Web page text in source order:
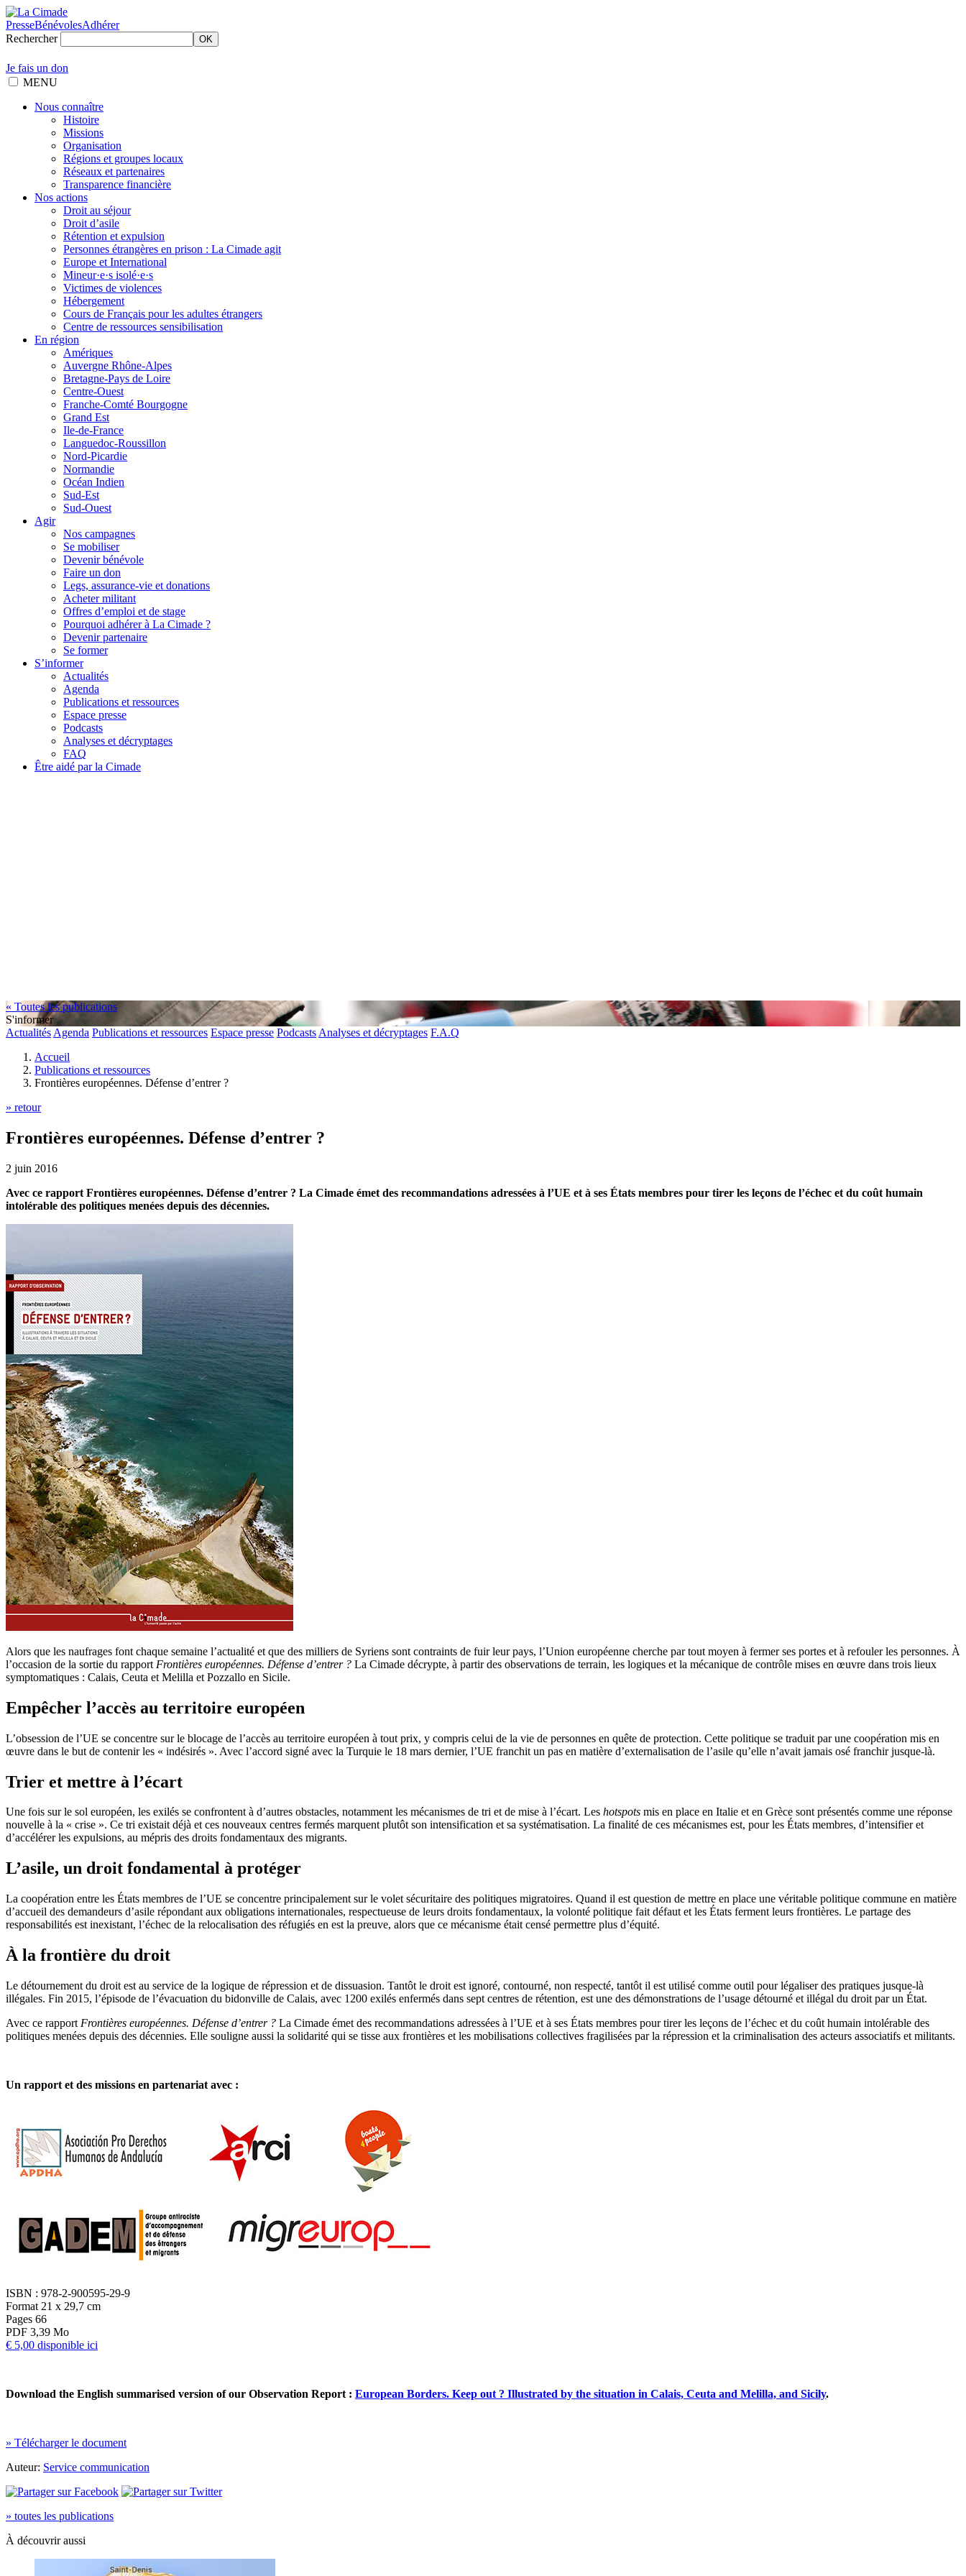
PresseBénévolesAdhérer
Rechercher
OK
Je fais un don
MENU
Nous connaître
Histoire
Missions
Organisation
Régions et groupes locaux
Réseaux et partenaires
Transparence financière
Nos actions
Droit au séjour
Droit d’asile
Rétention et expulsion
Personnes étrangères en prison : La Cimade agit
Europe et International
Mineur·e·s isolé·e·s
Victimes de violences
Hébergement
Cours de Français pour les adultes étrangers
Centre de ressources sensibilisation
En région
Amériques
Auvergne Rhône-Alpes
Bretagne-Pays de Loire
Centre-Ouest
Franche-Comté Bourgogne
Grand Est
Ile-de-France
Languedoc-Roussillon
Nord-Picardie
Normandie
Océan Indien
Sud-Est
Sud-Ouest
Agir
Nos campagnes
Se mobiliser
Devenir bénévole
Faire un don
Legs, assurance-vie et donations
Acheter militant
Offres d’emploi et de stage
Pourquoi adhérer à La Cimade ?
Devenir partenaire
Se former
S’informer
Actualités
Agenda
Publications et ressources
Espace presse
Podcasts
Analyses et décryptages
FAQ
Être aidé par la Cimade
« Toutes les publications
S'informer
Actualités Agenda Publications et ressources Espace presse Podcasts Analyses et décryptages F.A.Q
Accueil
Publications et ressources
Frontières européennes. Défense d’entrer ?
» retour
Frontières européennes. Défense d’entrer ?
2 juin 2016
Avec ce rapport Frontières européennes. Défense d’entrer ? La Cimade émet des recommandations adressées à l’UE et à ses États membres pour tirer les leçons de l’échec et du coût humain
intolérable des politiques menées depuis des décennies.
Alors que les naufrages font chaque semaine l’actualité et que des milliers de Syriens sont contraints de fuir leur pays, l’Union européenne cherche par tout moyen à fermer ses portes et à refouler les personnes. À
l’occasion de la sortie du rapport Frontières européennes. Défense d’entrer ? La Cimade décrypte, à partir des observations de terrain, les logiques et la mécanique de contrôle mises en œuvre dans trois lieux
symptomatiques : Calais, Ceuta et Melilla et Pozzallo en Sicile.
Empêcher l’accès au territoire européen
L’obsession de l’UE se concentre sur le blocage de l’accès au territoire européen à tout prix, y compris celui de la vie de personnes en quête de protection. Cette politique se traduit par une coopération mis en
œuvre dans le but de contenir les « indésirés ». Avec l’accord signé avec la Turquie le 18 mars dernier, l’UE franchit un pas en matière d’externalisation de l’asile qu’elle n’avait jamais osé franchir jusque-là.
Trier et mettre à l’écart
Une fois sur le sol européen, les exilés se confrontent à d’autres obstacles, notamment les mécanismes de tri et de mise à l’écart. Les hotspots mis en place en Italie et en Grèce sont présentés comme une réponse
nouvelle à la « crise ». Ce tri existait déjà et ces nouveaux centres fermés marquent plutôt son intensification et sa systématisation. La finalité de ces mécanismes est, pour les États membres, d’intensifier et
d’accélérer les expulsions, au mépris des droits fondamentaux des migrants.
L’asile, un droit fondamental à protéger
La coopération entre les États membres de l’UE se concentre principalement sur le volet sécuritaire des politiques migratoires. Quand il est question de mettre en place une véritable politique commune en matière
d’accueil des demandeurs d’asile répondant aux obligations internationales, respectueuse de leurs droits fondamentaux, la volonté politique fait défaut et les États ferment leurs frontières. Le partage des
responsabilités est inexistant, l’échec de la relocalisation des réfugiés en est la preuve, alors que ce mécanisme était censé permettre plus d’équité.
À la frontière du droit
Le détournement du droit est au service de la logique de répression et de dissuasion. Tantôt le droit est ignoré, contourné, non respecté, tantôt il est utilisé comme outil pour légaliser des pratiques jusque-là
illégales. Fin 2015, l’épisode de l’évacuation du bidonville de Calais, avec 1200 exilés enfermés dans sept centres de rétention, est une des démonstrations de l’usage détourné et illégal du droit par un État.
Avec ce rapport Frontières européennes. Défense d’entrer ? La Cimade émet des recommandations adressées à l’UE et à ses États membres pour tirer les leçons de l’échec et du coût humain intolérable des
politiques menées depuis des décennies. Elle souligne aussi la solidarité qui se tisse aux frontières et les mobilisations collectives fragilisées par la répression et la criminalisation des acteurs associatifs et militants.
Un rapport et des missions en partenariat avec :
ISBN : 978-2-900595-29-9
Format 21 x 29,7 cm
Pages 66
PDF 3,39 Mo
€ 5,00 disponible ici
Download the English summarised version of our Observation Report : European Borders. Keep out ? Illustrated by the situation in Calais, Ceuta and Melilla, and Sicily.
» Télécharger le document
Auteur: Service communication
» toutes les publications
À découvrir aussi